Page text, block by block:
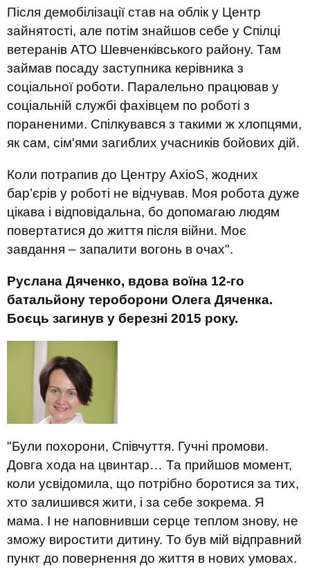
Після демобілізації став на облік у Центр
зайнятості, але потім знайшов себе у Спілці
ветеранів АТО Шевченківського району. Там
займав посаду заступника керівника з
соціальної роботи. Паралельно працював у
соціальній службі фахівцем по роботі з
пораненими. Спілкувався з такими ж хлопцями,
як сам, сім'ями загиблих учасників бойових дій.
Коли потрапив до Центру AxioS, жодних
бар’єрів у роботі не відчував. Моя робота дуже
цікава і відповідальна, бо допомагаю людям
повертатися до життя після війни. Моє
завдання – запалити вогонь в очах".
Руслана Дяченко, вдова воїна 12-го
батальйону тероборони Олега Дяченка.
Боєць загинув у березні 2015 року.
"Були похорони, Співчуття. Гучні промови.
Довга хода на цвинтар… Та прийшов момент,
коли усвідомила, що потрібно боротися за тих,
хто залишився жити, і за себе зокрема. Я
мама. І не наповнивши серце теплом знову, не
зможу виростити дитину. То був мій відправний
пункт до повернення до життя в нових умовах.